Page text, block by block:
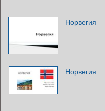
Норвегия
Норвегия